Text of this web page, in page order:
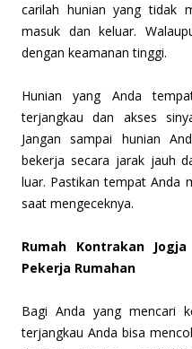
carilah hunian yang tidak
masuk dan keluar.
dengan keamanan tinggi.
Hunian yang Anda
terjangkau dan akses
Jangan sampai hunian
bekerja secara jarak jauh
luar. Pastikan tempat Anda
saat mengeceknya.
Rumah Kontrakan
Pekerja Rumahan
Bagi Anda yang mencari
terjangkau Anda bisa